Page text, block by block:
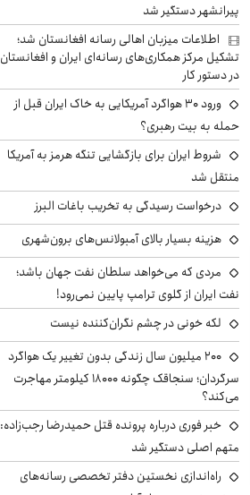
پیرانشهر دستگیر شد
اطلاعات میزبان اهالی رسانه افغانستان شد؛
تشکیل مرکز همکاری‌های رسانه‌ای ایران و افغانستان
در دستور کار
ورود ۳۰ هواگرد آمریکایی به خاک ایران قبل از
حمله به بیت رهبری؟
شروط ایران برای بازگشایی تنگه هرمز به آمریکا
منتقل شد
درخواست رسیدگی به تخریب باغات البرز
هزینه بسیار بالای آمبولانس‌های برون‌شهری
مردی که می‌خواهد سلطان نفت جهان باشد؛
نفت ایران از گلوی ترامپ پایین نمی‌رود!
لکه خونی در چشم نگران‌کننده نیست
۲۰۰ میلیون سال زندگی بدون تغییر یک هواگرد
سرگردان؛ سنجاقک‌ چگونه ۱۸۰۰۰ کیلومتر مهاجرت
می‌کند؟
خبر فوری درباره پرونده قتل حمیدرضا رجب‌زاده:
متهم اصلی دستگیر شد
راه‌اندازی نخستین دفتر تخصصی رسانه‌های